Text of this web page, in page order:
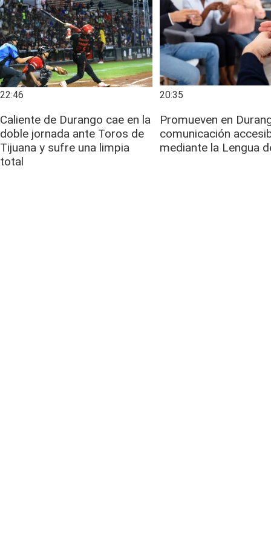
22:46
Caliente de Durango cae en la
doble jornada ante Toros de
Tijuana y sufre una limpia
total
20:35
Promueven en
comunicación
mediante la Lengua